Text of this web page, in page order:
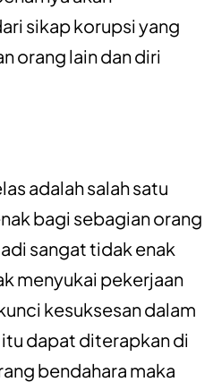
sikap korupsi yang
orang lain dan diri
adalah salah satu
bagi sebagian orang
sangat tidak enak
menyukai pekerjaan
kesuksesan dalam
dapat diterapkan di
bendahara maka